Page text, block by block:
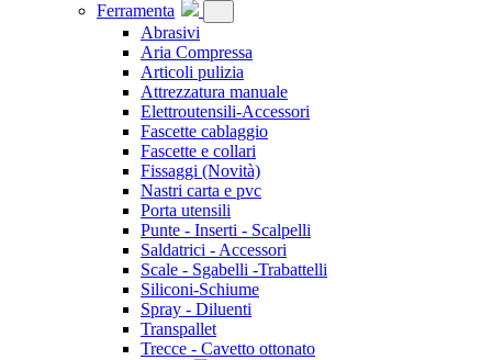
Ferramenta
Abrasivi
Aria Compressa
Articoli pulizia
Attrezzatura manuale
Elettroutensili-Accessori
Fascette cablaggio
Fascette e collari
Fissaggi (Novità)
Nastri carta e pvc
Porta utensili
Punte - Inserti - Scalpelli
Saldatrici - Accessori
Scale - Sgabelli -Trabattelli
Siliconi-Schiume
Spray - Diluenti
Transpallet
Trecce - Cavetto ottonato